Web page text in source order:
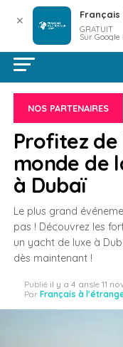
NOS PARTENAIRES
Profitez de
monde de
à Dubaï
Le plus grand
pas ! Découvrez les
un yacht de luxe à
dès maintenant !
Publié il y a 4 ansle 11
Par Français à
✕
GRATUIT
Sur Google